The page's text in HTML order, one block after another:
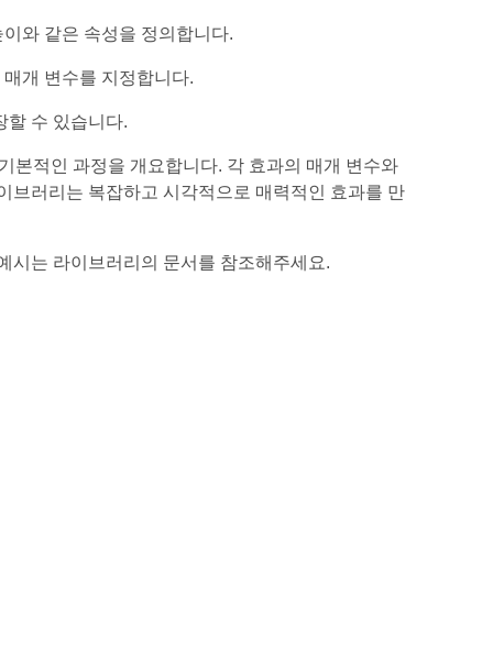
와 같은 속성을 정의합니다.
개 변수를 지정합니다.
할 수 있습니다.
본적인 과정을 개요합니다. 각 효과의 매개 변수와
브러리는 복잡하고 시각적으로 매력적인 효과를 만
시는 라이브러리의 문서를 참조해주세요.